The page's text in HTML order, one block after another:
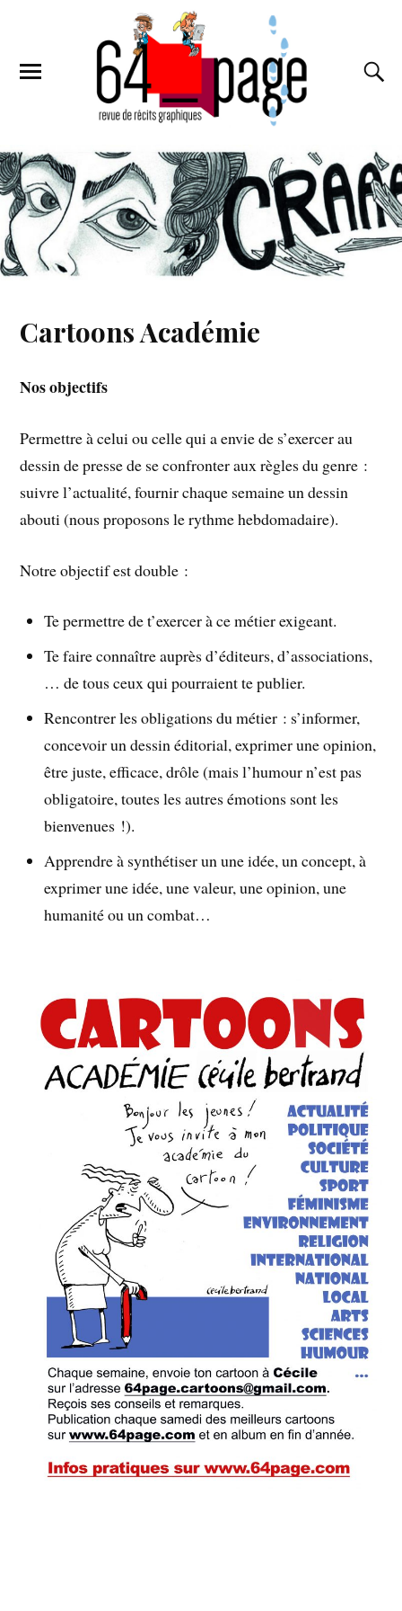
Cartoons Académie
Nos objectifs
Permettre à celui ou celle qui a envie de s’exercer au
dessin de presse de se confronter aux règles du genre :
suivre l’actualité, fournir chaque semaine un dessin
abouti (nous proposons le rythme hebdomadaire).
Notre objectif est double :
Te permettre de t’exercer à ce métier exigeant.
Te faire connaître auprès d’éditeurs, d’associations,
… de tous ceux qui pourraient te publier.
Rencontrer les obligations du métier : s’informer,
concevoir un dessin éditorial, exprimer une opinion,
être juste, efficace, drôle (mais l’humour n’est pas
obligatoire, toutes les autres émotions sont les
bienvenues !).
Apprendre à synthétiser un une idée, un concept, à
exprimer une idée, une valeur, une opinion, une
humanité ou un combat…